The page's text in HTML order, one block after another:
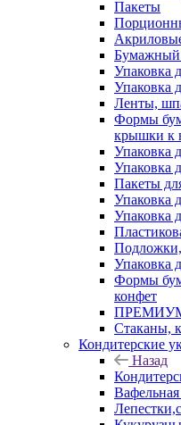
Пакеты
Бумажный
Упаковка
Упаковка
Ленты,
Формы
крышки к
Упаковка
Упаковка
Пакеты
Упаковка
Упаковка
Упаковка
Формы
конфет
ПРЕМИУМ
Стаканы,
Кондитерские
Назад